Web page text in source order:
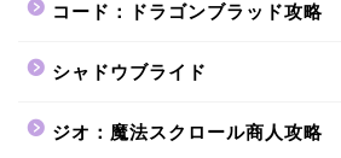
コード：ドラゴンブラッド攻略
シャドウブライド
ジオ：魔法スクロール商人攻略